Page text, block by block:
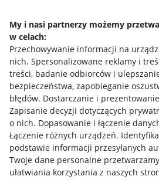
My i nasi partnerzy możemy
w celach:
Przechowywanie informacji na
nich. Spersonalizowane reklamy i
treści, badanie odbiorców i
bezpieczeństwa, zapobieganie
błędów. Dostarczanie i
Zapisanie decyzji dotyczących
o nich. Dopasowanie i łączenie
Łączenie różnych urządzeń.
podstawie informacji przesyłanych
Twoje dane personalne
ułatwiania korzystania z naszych
Allegro Gadane dla kupujących
Mapa miejscowości
Informacje prawne
Regulamin
Polityka plików "cookies"
Ustawienia plików "cookies"
Udostępnianie lokalizacji